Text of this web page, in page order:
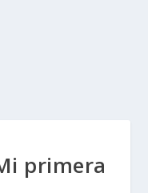
primera